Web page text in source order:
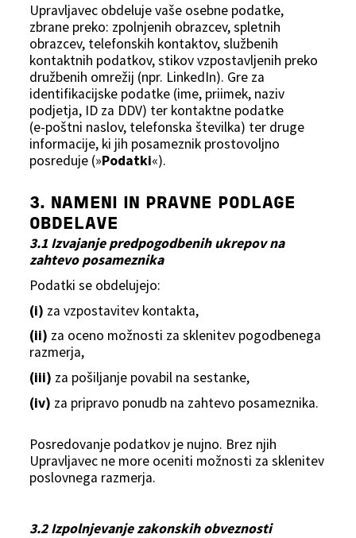
Upravljavec obdeluje vaše osebne podatke,
zbrane preko: zpolnjenih obrazcev, spletnih
obrazcev, telefonskih kontaktov, službenih
kontaktnih podatkov, stikov vzpostavljenih preko
družbenih omrežij (npr. LinkedIn). Gre za
identifikacijske podatke (ime, priimek, naziv
podjetja, ID za DDV) ter kontaktne podatke
(e‑poštni naslov, telefonska številka) ter druge
informacije, ki jih posameznik prostovoljno
posreduje (»Podatki«).
3. NAMENI IN PRAVNE PODLAGE
OBDELAVE
3.1 Izvajanje predpogodbenih ukrepov na
zahtevo posameznika
Podatki se obdelujejo:
(i) za vzpostavitev kontakta,
(ii) za oceno možnosti za sklenitev pogodbenega
razmerja,
(iii) za pošiljanje povabil na sestanke,
(iv) za pripravo ponudb na zahtevo posameznika.
Posredovanje podatkov je nujno. Brez njih
Upravljavec ne more oceniti možnosti za sklenitev
poslovnega razmerja.
3.2 Izpolnjevanje zakonskih obveznosti